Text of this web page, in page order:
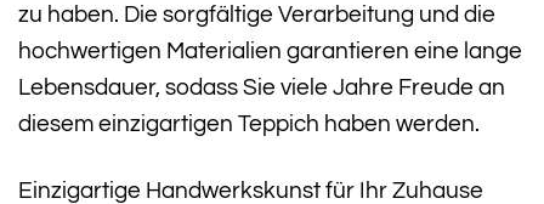
zu haben. Die sorgfältige Verarbeitung und die
hochwertigen Materialien garantieren eine lange
Lebensdauer, sodass Sie viele Jahre Freude an
diesem einzigartigen Teppich haben werden.
Einzigartige Handwerkskunst für Ihr Zuhause